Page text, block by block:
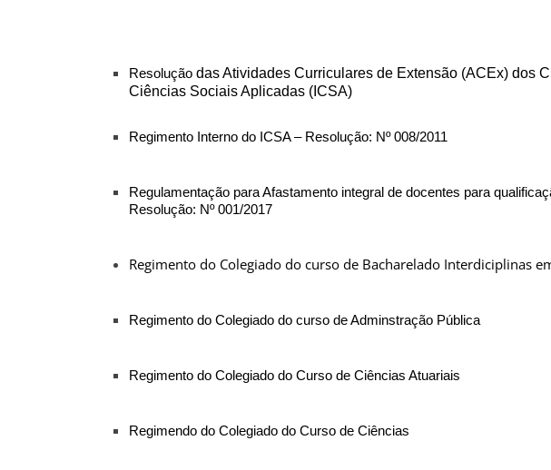
Resolução das Atividades Curriculares de Extensão (ACEx) dos
Ciências Sociais Aplicadas (ICSA)
Regimento Interno do ICSA – Resolução: Nº 008/2011
Regulamentação para Afastamento integral de docentes para
Resolução: Nº 001/2017
Regimento do Colegiado do curso de Bacharelado Interdiciplinas
Regimento do Colegiado do curso de Adminstração Pública
Regimento do Colegiado do Curso de Ciências Atuariais
Regimendo do Colegiado do Curso de Ciências